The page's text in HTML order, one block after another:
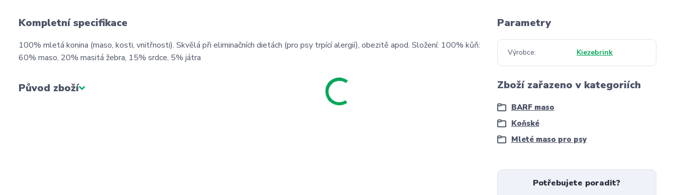
Kompletní specifikace
100% mletá konina (maso, kosti, vnitřnosti). Skvělá při eliminačních dietách (pro psy trpící alergií), obezitě apod. Složení: 100% kůň:
60% maso, 20% masitá žebra, 15% srdce, 5% játra
Původ zboží
Parametry
Výrobce Kiezebrink
Zboží zařazeno v kategoriích
BARF maso
Koňské
Mleté maso pro psy
Potřebujete poradit?